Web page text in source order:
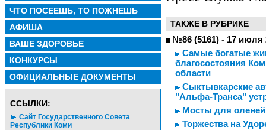
ЧТО ПОСЕЕШЬ, ТО ПОЖНЕШЬ
АФИША
ВАШЕ ЗДОРОВЬЕ
КОНКУРСЫ
ОФИЦИАЛЬНЫЕ ДОКУМЕНТЫ
CСЫЛКИ:
Сайт Государственного Совета
Республики Коми
ТАКЖЕ В РУБРИКЕ
№86 (5161) - 17 июля
Самые богатые
благосостояния
области
Сыктывкарские
"Альфа-Транса"
Мосты для оленей
Торжества на